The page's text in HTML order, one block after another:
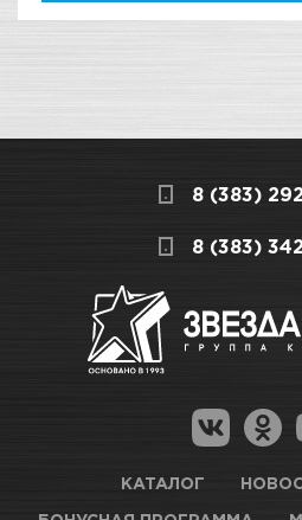
8 (383)
8 (383)
КАТАЛОГ